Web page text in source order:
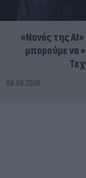
«Νονός της AI»
μπορούμε να
08.08.2026